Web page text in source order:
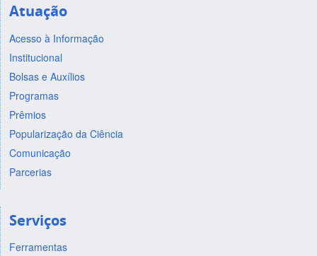
Atuação
Acesso à Informação
Institucional
Bolsas e Auxílios
Programas
Prêmios
Popularização da Ciência
Comunicação
Parcerias
Serviços
Ferramentas